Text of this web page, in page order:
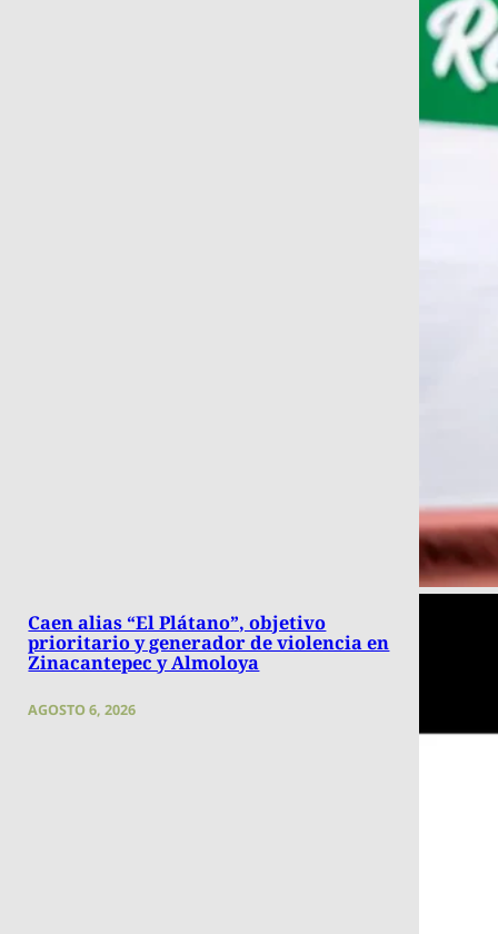
Caen alias “El Plátano”, objetivo
prioritario y generador de violencia en
Zinacantepec y Almoloya
AGOSTO 6, 2026